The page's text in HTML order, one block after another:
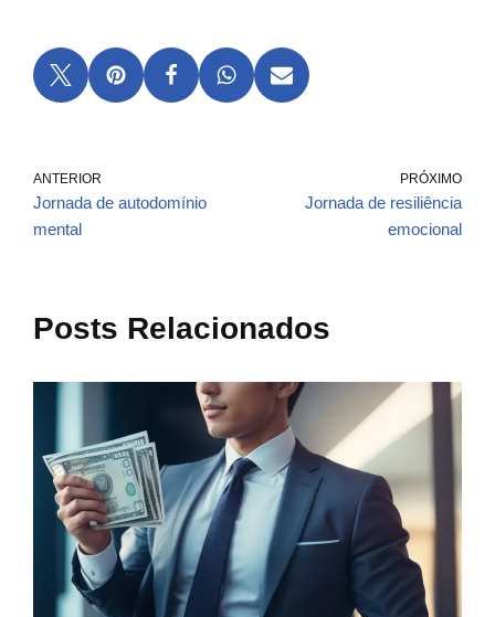
ANTERIOR
Jornada de autodomínio
mental
PRÓXIMO
Jornada de resiliência
emocional
Posts Relacionados